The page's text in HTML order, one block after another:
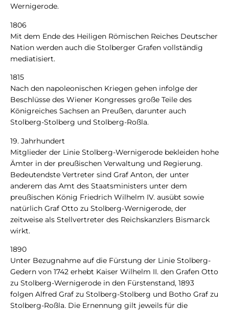
Wernigerode.
1806
Mit dem Ende des Heiligen Römischen Reiches Deutscher
Nation werden auch die Stolberger Grafen vollständig
mediatisiert.
1815
Nach den napoleonischen Kriegen gehen infolge der
Beschlüsse des Wiener Kongresses große Teile des
Königreiches Sachsen an Preußen, darunter auch
Stolberg-Stolberg und Stolberg-Roßla.
19. Jahrhundert
Mitglieder der Linie Stolberg-Wernigerode bekleiden hohe
Ämter in der preußischen Verwaltung und Regierung.
Bedeutendste Vertreter sind Graf Anton, der unter
anderem das Amt des Staatsministers unter dem
preußischen König Friedrich Wilhelm IV. ausübt sowie
natürlich Graf Otto zu Stolberg-Wernigerode, der
zeitweise als Stellvertreter des Reichskanzlers Bismarck
wirkt.
1890
Unter Bezugnahme auf die Fürstung der Linie Stolberg-
Gedern von 1742 erhebt Kaiser Wilhelm II. den Grafen Otto
zu Stolberg-Wernigerode in den Fürstenstand, 1893
folgen Alfred Graf zu Stolberg-Stolberg und Botho Graf zu
Stolberg-Roßla. Die Ernennung gilt jeweils für die